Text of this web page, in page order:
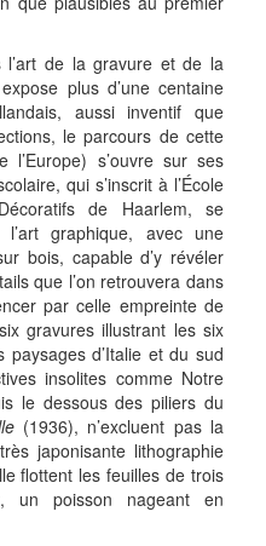
l’art de la gravure et de la
plus d’une centaine
aussi inventif que
le parcours de cette
s’ouvre sur ses
qui s’inscrit à l’École
de Haarlem, se
graphique, avec une
bois, capable d’y révéler
que l’on retrouvera dans
par celle empreinte de
gravures illustrant les six
d’Italie et du sud
insolites comme Notre
le dessous des piliers du
(1936), n’excluent pas la
japonisante lithographie
flottent les feuilles de trois
un poisson nageant en